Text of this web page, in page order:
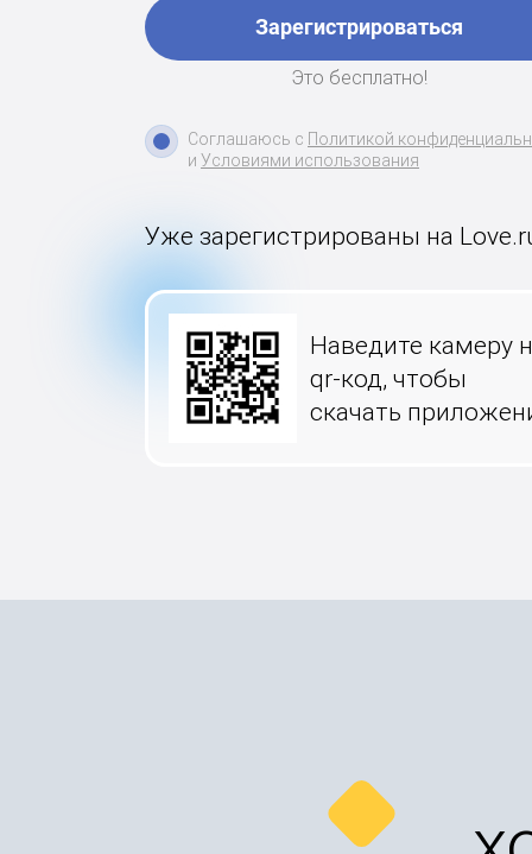
Зарегистрироваться
Это бесплатно!
Соглашаюсь с Политикой
и Условиями использования
Уже зарегистрированы на
Наведите камеру
qr-код, чтобы
скачать